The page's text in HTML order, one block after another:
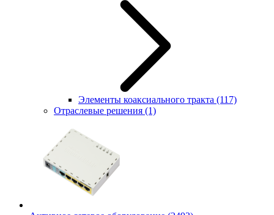
Элементы коаксиального тракта (117)
Отраслевые решения (1)